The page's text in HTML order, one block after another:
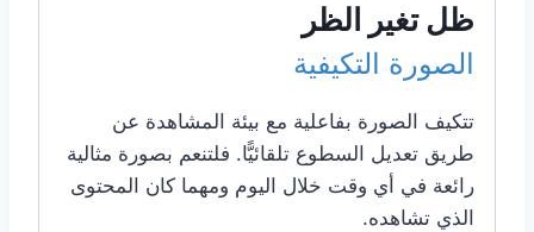
ظل تغير الظر
الصورة التكيفية
تتكيف الصورة بفاعلية مع بيئة المشاهدة عن
طريق تعديل السطوع تلقائيًّا. فلتنعم بصورة مثالية
رائعة في أي وقت خلال اليوم ومهما كان المحتوى
الذي تشاهده.